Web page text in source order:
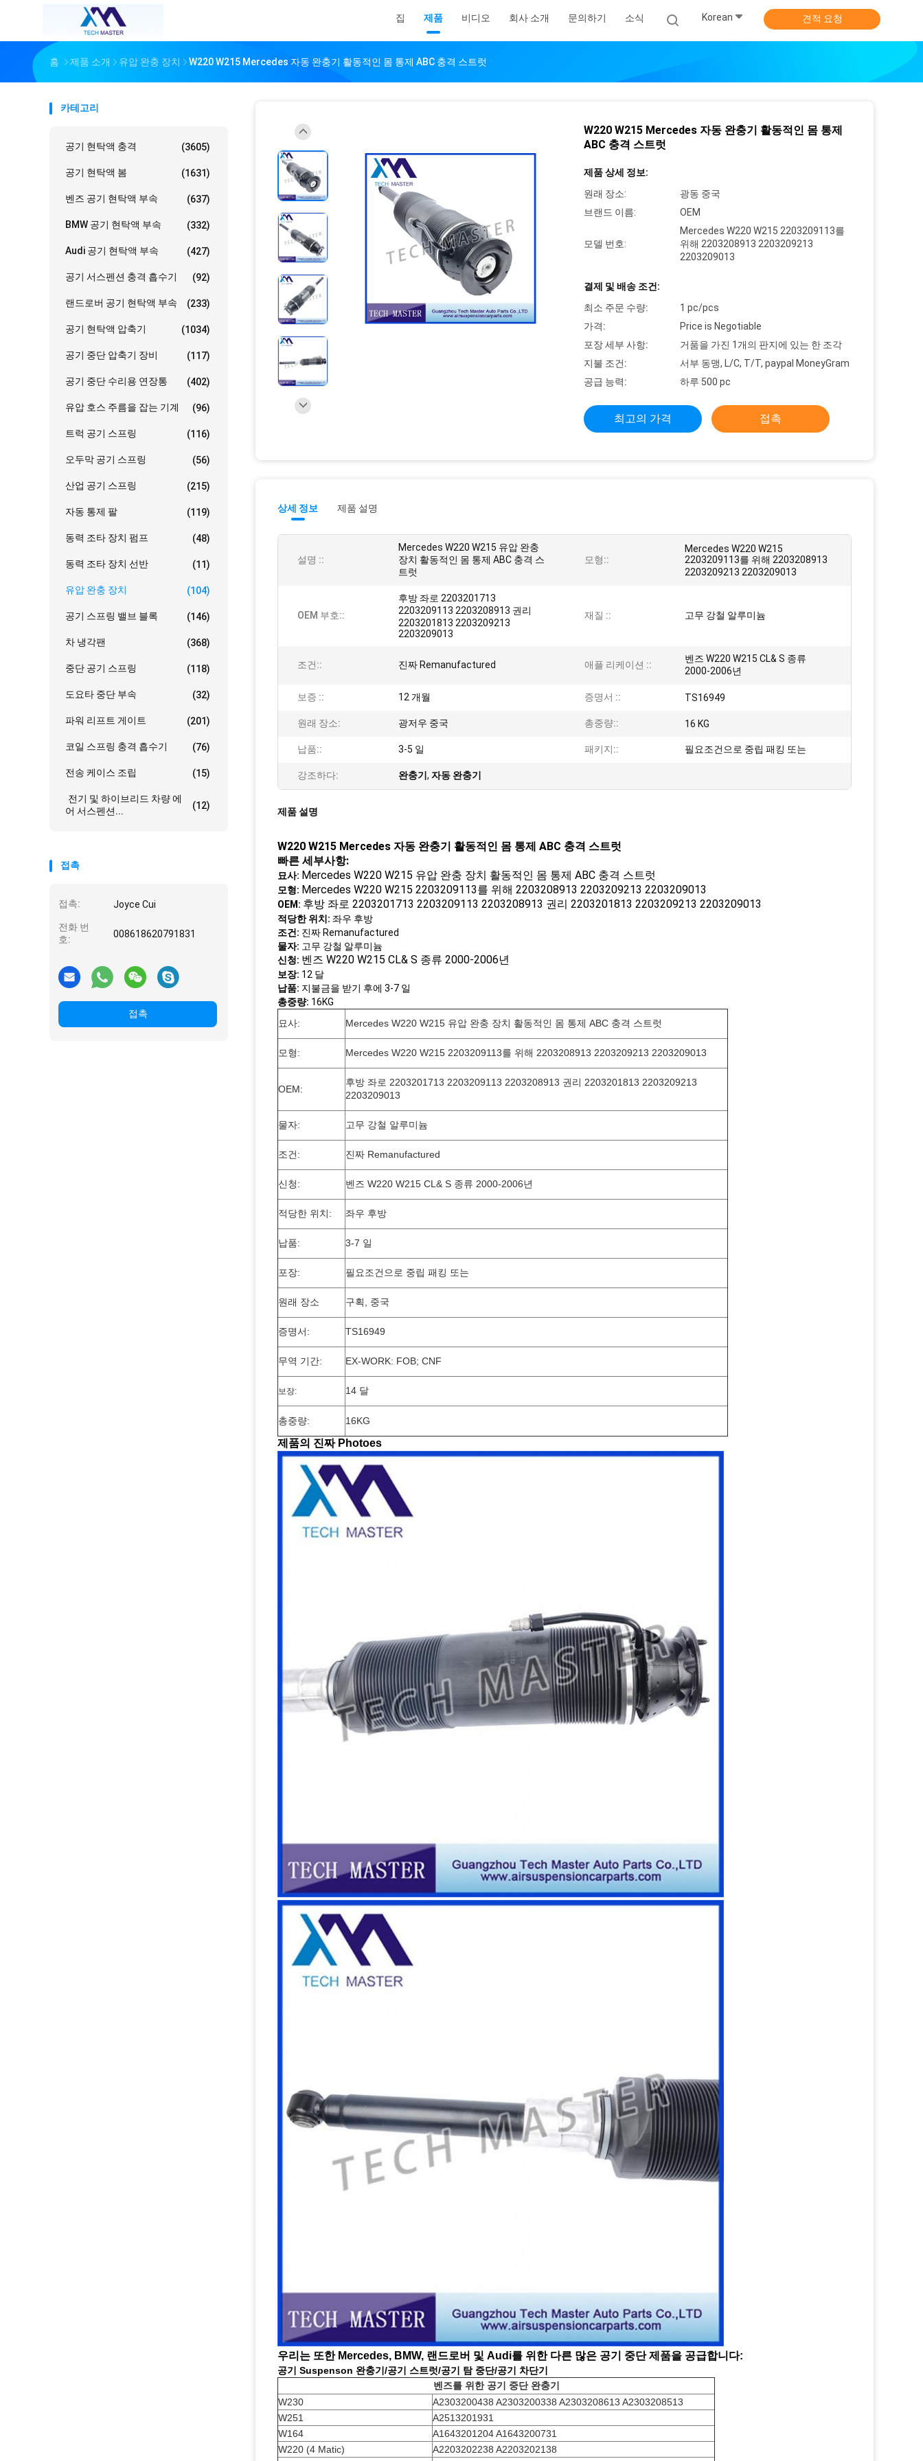
집 제품 비디오 회사 소개 문의하기 소식 Korean 견적 요청
홈 제품 소개 유압 완충 장치 W220 W215 Mercedes 자동 완충기 활동적인 몸 통제 ABC 충격 스트럿
카테고리
공기 현탁액 충격 (3605)
공기 현탁액 봄 (1631)
벤즈 공기 현탁액 부속 (637)
BMW 공기 현탁액 부속 (332)
Audi 공기 현탁액 부속 (427)
공기 서스펜션 충격 흡수기 (92)
랜드로버 공기 현탁액 부속 (233)
공기 현탁액 압축기 (1034)
공기 중단 압축기 장비 (117)
공기 중단 수리용 연장통 (402)
유압 호스 주름을 잡는 기계 (96)
트럭 공기 스프링 (116)
오두막 공기 스프링 (56)
산업 공기 스프링 (215)
자동 통제 팔 (119)
동력 조타 장치 펌프 (48)
동력 조타 장치 선반 (11)
유압 완충 장치 (104)
공기 스프링 밸브 블록 (146)
차 냉각팬 (368)
중단 공기 스프링 (118)
도요타 중단 부속 (32)
파워 리프트 게이트 (201)
코일 스프링 충격 흡수기 (76)
전송 케이스 조립 (15)
전기 및 하이브리드 차량 에
어 서스펜션...
(12)
접촉
접촉: Joyce Cui
전화 번
호:
008618620791831
접촉
W220 W215 Mercedes 자동 완충기 활동적인 몸 통제
ABC 충격 스트럿
제품 상세 정보:
원래 장소:
광동 중국
브랜드 이름:
OEM
모델 번호:
Mercedes W220 W215 2203209113를
위해 2203208913 2203209213
2203209013
결제 및 배송 조건:
최소 주문 수량:
1 pc/pcs
가격:
Price is Negotiable
포장 세부 사항:
거품을 가진 1개의 판지에 있는 한 조각
지불 조건:
서부 동맹, L/C, T/T, paypal MoneyGram
공급 능력:
하루 500 pc
최고의 가격 접촉
상세 정보 제품 설명
설명 ::
Mercedes W220 W215 유압 완충
장치 활동적인 몸 통제 ABC 충격 스
트럿
모형::
Mercedes W220 W215
2203209113를 위해 2203208913
2203209213 2203209013
OEM 부호::
후방 좌로 2203201713
2203209113 2203208913 권리
2203201813 2203209213
2203209013
재질 :: 고무 강철 알루미늄
조건:: 진짜 Remanufactured 애플 리케이션 ::
벤즈 W220 W215 CL& S 종류
2000-2006년
보증 :: 12 개월 증명서 :: TS16949
원래 장소: 광저우 중국 총중량:: 16 KG
납품:: 3-5 일 패키지:: 필요조건으로 중립 패킹 또는
강조하다: 완충기 , 자동 완충기
제품 설명
W220 W215 Mercedes 자동 완충기 활동적인 몸 통제 ABC 충격 스트럿
빠른 세부사항:
묘사: Mercedes W220 W215 유압 완충 장치 활동적인 몸 통제 ABC 충격 스트럿
모형: Mercedes W220 W215 2203209113를 위해 2203208913 2203209213 2203209013
OEM: 후방 좌로 2203201713 2203209113 2203208913 권리 2203201813 2203209213 2203209013
적당한 위치: 좌우 후방
조건: 진짜 Remanufactured
물자: 고무 강철 알루미늄
신청: 벤즈 W220 W215 CL& S 종류 2000-2006년
보장: 12 달
납품: 지불금을 받기 후에 3-7 일
총중량: 16KG
묘사:
Mercedes W220 W215 유압 완충 장치 활동적인 몸 통제 ABC 충격 스트럿
모형: Mercedes W220 W215 2203209113를 위해 2203208913 2203209213 2203209013
OEM:
후방 좌로 2203201713 2203209113 2203208913 권리 2203201813 2203209213
2203209013
물자: 고무 강철 알루미늄
조건: 진짜 Remanufactured
신청: 벤즈 W220 W215 CL& S 종류 2000-2006년
적당한 위치: 좌우 후방
납품: 3-7 일
포장: 필요조건으로 중립 패킹 또는
원래 장소 구획, 중국
증명서: TS16949
무역 기간: EX-WORK: FOB; CNF
보장: 14 달
총중량: 16KG
제품의 진짜 Photoes
우리는 또한 Mercedes, BMW, 랜드로버 및 Audi를 위한 다른 많은 공기 중단 제품을 공급합니다:
공기 Suspenson 완충기/공기 스트럿/공기 탐 중단/공기 차단기
벤즈를 위한 공기 중단 완충기
W230
A2303200438 A2303200338 A2303208613 A2303208513
W251
A2513201931
W164
A1643201204 A1643200731
W220 (4 Matic)
A2203202238 A2203202138